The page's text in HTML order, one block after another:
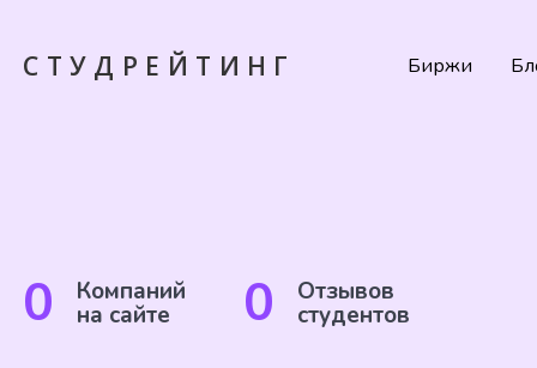
СТУДРЕЙТИНГ Биржи
0 Компаний
на сайте 0 Отзывов
студентов